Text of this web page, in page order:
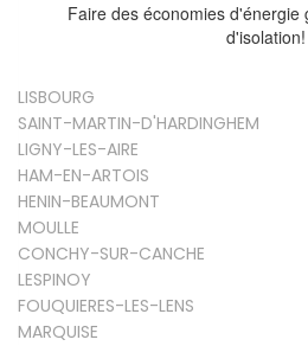
Faire des économies
d'isolation!
LISBOURG
SAINT-MARTIN-D'HARDINGHEM
LIGNY-LES-AIRE
HAM-EN-ARTOIS
HENIN-BEAUMONT
MOULLE
CONCHY-SUR-CANCHE
LESPINOY
FOUQUIERES-LES-LENS
MARQUISE